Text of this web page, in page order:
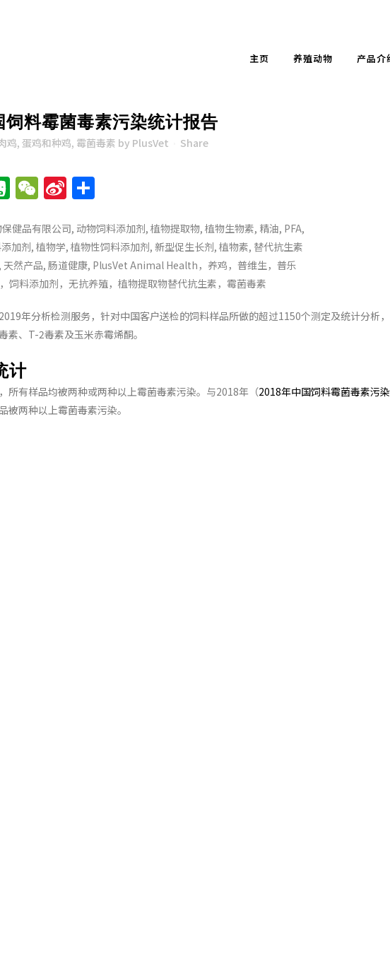
主页 养殖动物 产品介
料霉菌毒素污染统计报告
鸡, 蛋鸡和种鸡, 霉菌毒素 by PlusVet Share
Evernote
WeChat
Sina
年分析检测服务，针对中国客户送检的饲料样品所做的超过1150个测定及统计分析
素、T-2毒素及玉米赤霉烯酮。
计
所有样品均被两种或两种以上霉菌毒素污染。与2018年（2018年中国饲料霉菌毒素污
被两种以上霉菌毒素污染。